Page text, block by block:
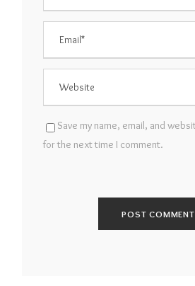
Save my name, email, and
for the next time I comment.